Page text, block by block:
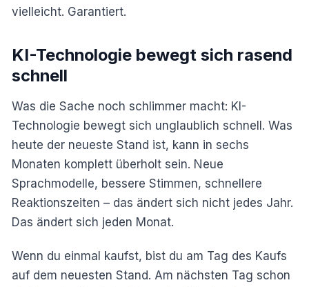
vielleicht. Garantiert.
KI-Technologie bewegt sich rasend
schnell
Was die Sache noch schlimmer macht: KI-
Technologie bewegt sich unglaublich schnell. Was
heute der neueste Stand ist, kann in sechs
Monaten komplett überholt sein. Neue
Sprachmodelle, bessere Stimmen, schnellere
Reaktionszeiten – das ändert sich nicht jedes Jahr.
Das ändert sich jeden Monat.
Wenn du einmal kaufst, bist du am Tag des Kaufs
auf dem neuesten Stand. Am nächsten Tag schon